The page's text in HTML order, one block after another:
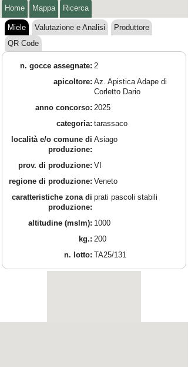
Home Mappa Ricerca
Miele Valutazione e Analisi
Produttore
QR Code
n. gocce assegnate: 2
apicoltore: Az. Apistica Adape di
Corletto Dario
anno concorso: 2025
categoria: tarassaco
località e/o comune di
produzione:
Asiago
prov. di produzione: VI
regione di produzione: Veneto
caratteristiche zona di
produzione:
prati pascoli stabili
altitudine (mslm): 1000
kg.: 200
n. lotto: TA25/131